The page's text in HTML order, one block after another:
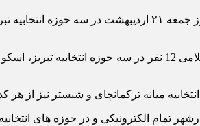
شرقی آغاز شد.
،در مرحله دوم انتخابات مجلس شورای اسلامی 12
میانه ترکمانچای و شبستر نیز از
تمام الکترونیکی و در حوزه های